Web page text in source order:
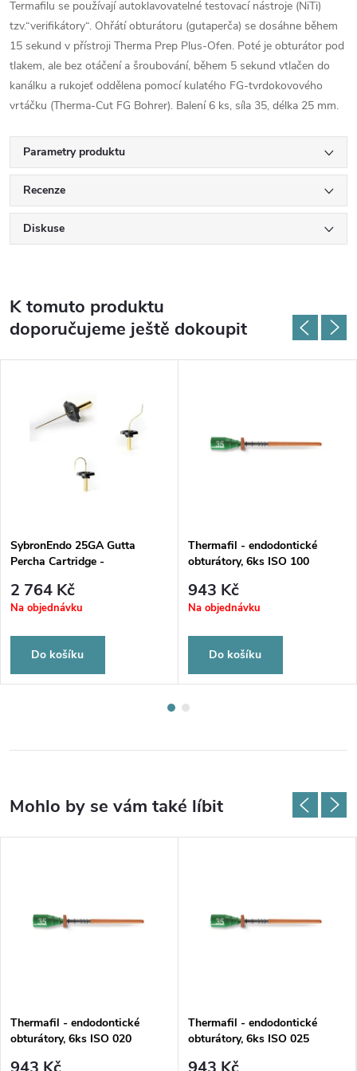
Termafilu se používají autoklavovatelné testovací nástroje (NiTi)
tzv.“verifikátory“. Ohřátí obturátoru (gutaperča) se dosáhne během
15 sekund v přístroji Therma Prep Plus-Ofen. Poté je obturátor pod
tlakem, ale bez otáčení a šroubování, během 5 sekund vtlačen do
kanálku a rukojeť oddělena pomocí kulatého FG-tvrdokovového
vrtáčku (Therma-Cut FG Bohrer). Balení 6 ks, síla 35, délka 25 mm.
Parametry produktu
Recenze
Diskuse
K tomuto produktu
doporučujeme ještě dokoupit
SybronEndo 25GA Gutta
Percha Cartridge -
body
2 764 Kč
Na objednávku
Do košíku
Thermafil - endodontické
obturátory, 6ks ISO 100
943 Kč
Na objednávku
Do košíku
Thermafil - endodontické
obturátory, 6ks ISO 020
Thermafil - endodontické
obturátory, 6ks ISO 025